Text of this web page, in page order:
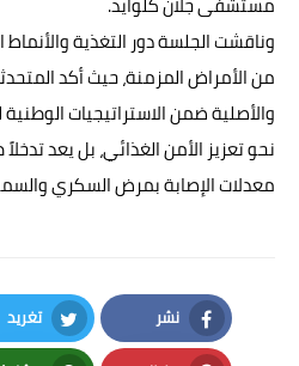
وناقشت الجلسة دور التغذية والأنماط
من الأمراض المزمنة، حيث أكد
والأصلية ضمن الاستراتيجيات
نحو تعزيز الأمن الغذائي، بل يعد
معدلات الإصابة بمرض السكري
نشر
Facebook
تغريد
Twitter